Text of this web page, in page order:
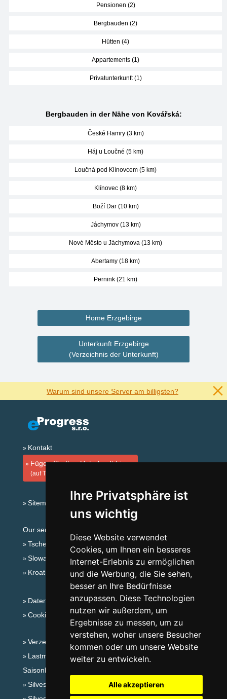
Ihre Privatsphäre ist
uns wichtig
Diese Website verwendet
Cookies, um Ihnen ein besseres
Internet-Erlebnis zu ermöglichen
und die Werbung, die Sie sehen,
besser an Ihre Bedürfnisse
anzupassen. Diese Technologien
nutzen wir außerdem, um
Ergebnisse zu messen, um zu
verstehen, woher unsere Besucher
kommen oder um unsere Website
weiter zu entwickeln.
Alle akzeptieren
Pensionen (2)
Bergbauden (2)
Hütten (4)
Appartements (1)
Privatunterkunft (1)
Bergbauden in der Nähe von Kovářská:
České Hamry (3 km)
Háj u Loučné (5 km)
Loučná pod Klínovcem (5 km)
Klínovec (8 km)
Boží Dar (10 km)
Jáchymov (13 km)
Nové Město u Jáchymova (13 km)
Abertamy (18 km)
Pernink (21 km)
Home Erzgebirge
Unterkunft Erzgebirge
(Verzeichnis der Unterkunft)
Warum sind unsere Server am billigsten?
Kontakt
Fügen Sie Ihre Unterkunft hinzu
(auf Tschechisch)
Sitemap
Our servers:
Tschechische Gebirge
Slowakische Gebirge
Kroatien
Datenschutz
Cookies
Verzeichnis der Unterkunft
Lastminute Erzgebirge
Saisonlinks:
Silvester Erzgebirge